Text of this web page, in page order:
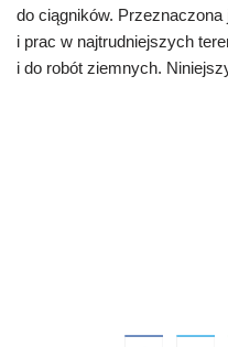
do ciągników.
i prac w najtrudniejszych
i do robót ziemnych.